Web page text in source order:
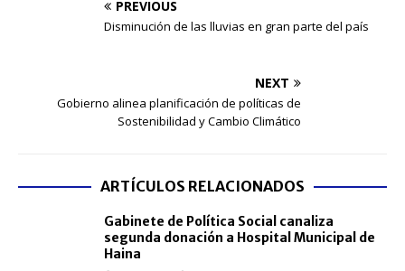
PREVIOUS
Disminución de las lluvias en gran parte del país
NEXT
Gobierno alinea planificación de políticas de
Sostenibilidad y Cambio Climático
ARTÍCULOS RELACIONADOS
Gabinete de Política Social canaliza
segunda donación a Hospital Municipal de
Haina